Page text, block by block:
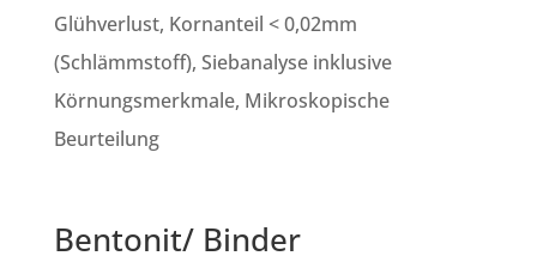
Glühverlust, Kornanteil < 0,02mm
(Schlämmstoff), Siebanalyse inklusive
Körnungsmerkmale, Mikroskopische
Beurteilung
Bentonit/ Binder